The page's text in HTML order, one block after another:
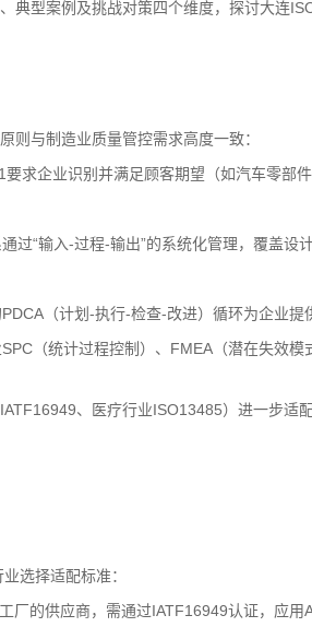
典型案例及挑战对策四个维度，探讨大连
则与制造业质量管控需求高度一致：
求企业识别并满足顾客期望（如汽车零部
过“输入-过程-输出”的系统化管理，覆盖设
（计划-执行-检查-改进）循环为企业提
（统计过程控制）、FMEA（潜在失效模
、医疗行业ISO13485）进一步适
选择适配标准：
厂的供应商，需通过IATF16949认证，应用